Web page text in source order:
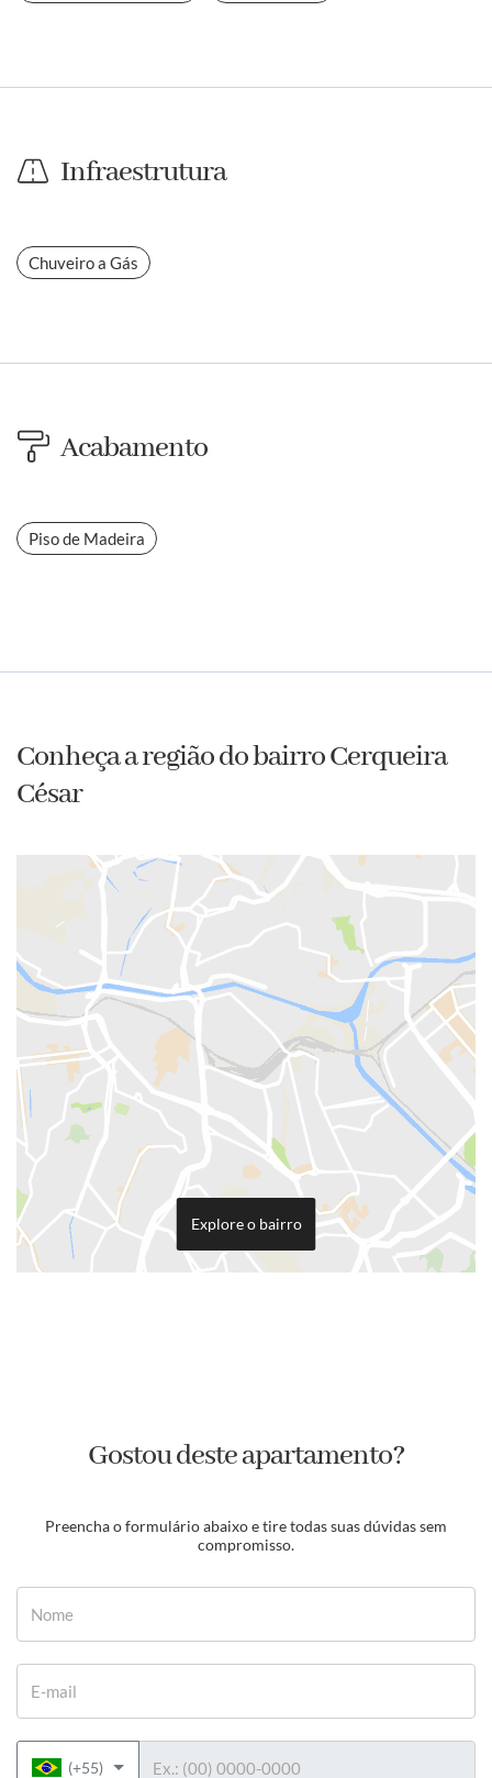
Infraestrutura
Chuveiro a Gás
Acabamento
Piso de Madeira
Conheça a região do bairro Cerqueira
César
Explore o bairro
Gostou deste apartamento?
Preencha o formulário abaixo e tire todas suas dúvidas sem
compromisso.
(+55)